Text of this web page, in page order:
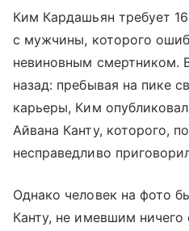
Ким Кардашьян требует
с мужчины, которого
невиновным смертником.
назад: пребывая на пике
карьеры, Ким
Айвана Канту, которого,
несправедливо
Однако человек на фото
Канту, не имевшим